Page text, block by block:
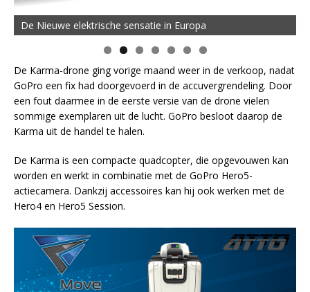
De Nieuwe elektrische sensatie in Europa
De Karma-drone ging vorige maand weer in de verkoop, nadat
GoPro een fix had doorgevoerd in de accuvergrendeling. Door
een fout daarmee in de eerste versie van de drone vielen
sommige exemplaren uit de lucht. GoPro besloot daarop de
Karma uit de handel te halen.
De Karma is een compacte quadcopter, die opgevouwen kan
worden en werkt in combinatie met de GoPro Hero5-
actiecamera. Dankzij accessoires kan hij ook werken met de
Hero4 en Hero5 Session.